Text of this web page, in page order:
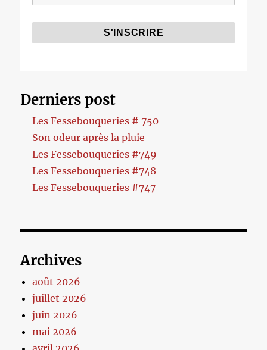
Derniers post
Les Fessebouqueries # 750
Son odeur après la pluie
Les Fessebouqueries #749
Les Fessebouqueries #748
Les Fessebouqueries #747
Archives
août 2026
juillet 2026
juin 2026
mai 2026